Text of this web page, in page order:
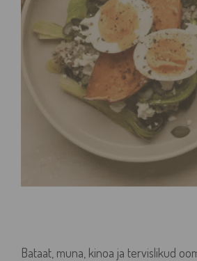
Bataat, muna, kinoa ja tervislikud